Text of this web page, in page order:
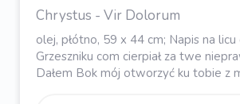
Chrystus - Vir Dolorum
olej, płótno, 59 x 44 cm; Napis na
Grzeszniku com cierpiał za twe
Dałem Bok mój otworzyć ku tobie z